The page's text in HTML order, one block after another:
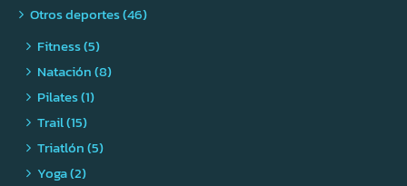
Otros deportes (46)
Fitness (5)
Natación (8)
Pilates (1)
Trail (15)
Triatlón (5)
Yoga (2)